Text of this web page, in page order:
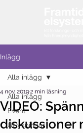
Inlägg
Alla inlägg
Event
Utlysningar
Alla inlägg
VIDEO:
diskussioner
4 nov. 20192 min läsning